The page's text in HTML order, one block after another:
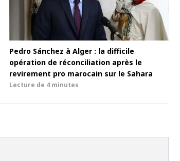
Pedro Sánchez à Alger : la difficile
opération de réconciliation après le
revirement pro marocain sur le Sahara
Lecture de 4 minutes